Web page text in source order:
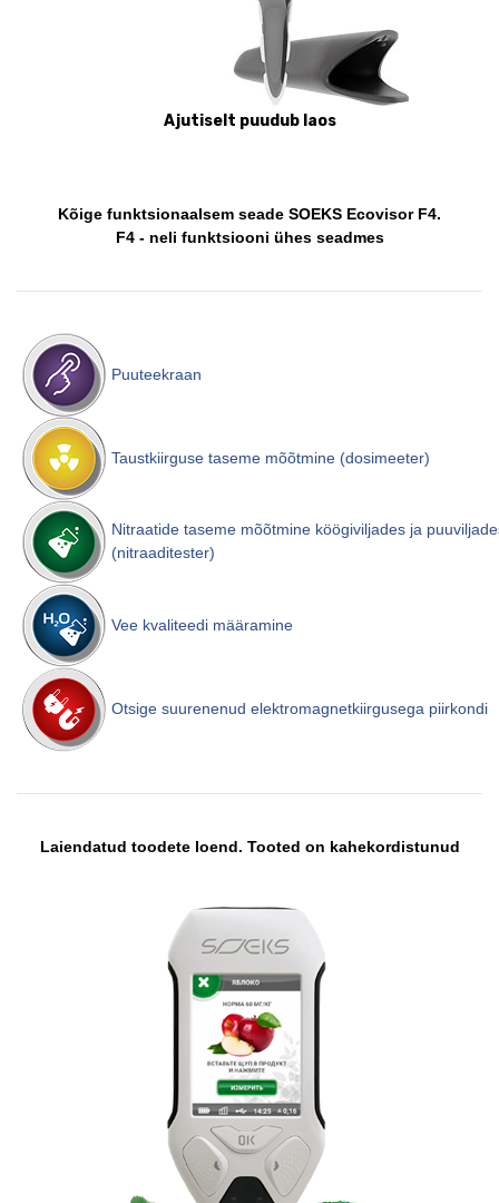
Ajutiselt puudub laos
Kõige funktsionaalsem seade SOEKS Ecovisor F4.
F4 - neli funktsiooni ühes seadmes
Puuteekraan
Taustkiirguse taseme mõõtmine (dosimeeter)
Nitraatide taseme mõõtmine köögiviljades ja
(nitraaditester)
Vee kvaliteedi määramine
Otsige suurenenud elektromagnetkiirgusega piirkondi
Laiendatud toodete loend. Tooted on kahekordistunud